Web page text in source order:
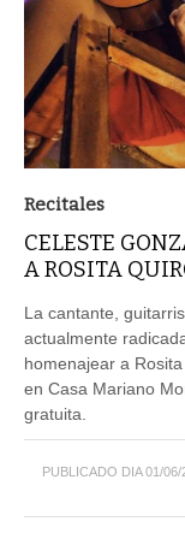
Recitales
CELESTE
A ROSITA
La cantante,
actualmente
homenajear a
en Casa Mariano
gratuita.
PUBLICADO DIA 01/